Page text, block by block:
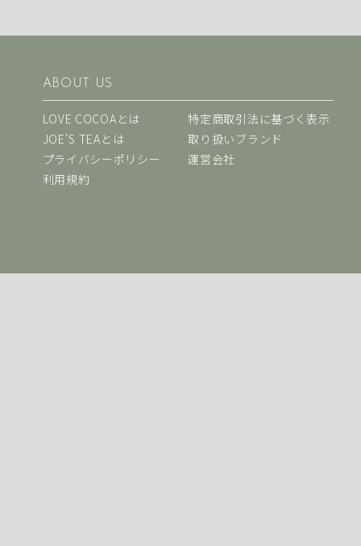
ABOUT US
LOVE COCOAとは
特定商取引法に基づく表示
JOE'S TEAとは
取り扱いブランド
プライバシーポリシー
運営会社
利用規約